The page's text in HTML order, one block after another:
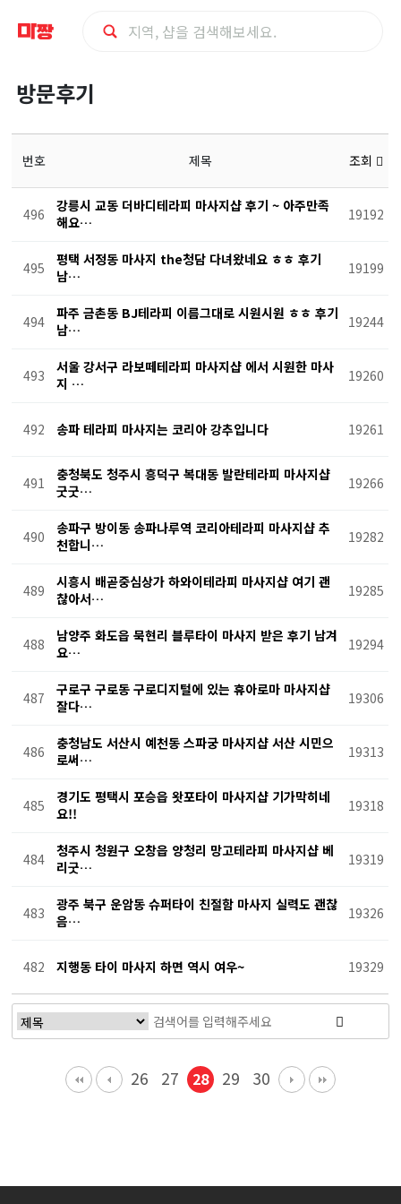
방
문
후
기
방문후기
번호 제목 조회
496
강릉시 교동 더바디테라피 마사지샵 후기 ~ 아주만족
해요…
19192
495
평택 서정동 마사지 the청담 다녀왔네요 ㅎㅎ 후기
남…
19199
494
파주 금촌동 BJ테라피 이름그대로 시원시원 ㅎㅎ 후기
남…
19244
493
서울 강서구 라보떼테라피 마사지샵 에서 시원한 마사
지 …
19260
492 송파 테라피 마사지는 코리아 강추입니다 19261
491
충청북도 청주시 흥덕구 복대동 발란테라피 마사지샵
굿굿…
19266
490
송파구 방이동 송파나루역 코리아테라피 마사지샵 추
천합니…
19282
489
시흥시 배곧중심상가 하와이테라피 마사지샵 여기 괜
찮아서…
19285
488
남양주 화도읍 묵현리 블루타이 마사지 받은 후기 남겨
요…
19294
487
구로구 구로동 구로디지털에 있는 휴아로마 마사지샵
잘다…
19306
486
충청남도 서산시 예천동 스파궁 마사지샵 서산 시민으
로써…
19313
485
경기도 평택시 포승읍 왓포타이 마사지샵 기가막히네
요!!
19318
484
청주시 청원구 오창읍 양청리 망고테라피 마사지샵 베
리굿…
19319
483
광주 북구 운암동 슈퍼타이 친절함 마사지 실력도 괜찮
음…
19326
482 지행동 타이 마사지 하면 역시 여우~ 19329
26 27 28 29 30